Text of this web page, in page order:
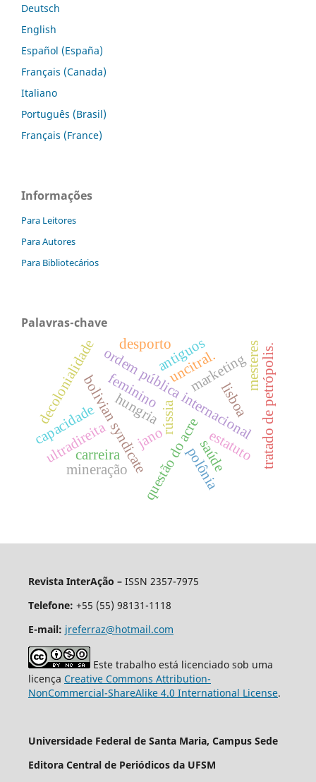
Deutsch
English
Español (España)
Français (Canada)
Italiano
Português (Brasil)
Français (France)
Informações
Para Leitores
Para Autores
Para Bibliotecários
Palavras-chave
rússia
questão do acre
jano
ordem pública internacionaltratado de petrópolis.
bolivian syndicate polônia
hungria
ultradireita
decolonialidade
mineração
uncitral.
capacidade
saúde
antiguos
desporto
carreira
marketing
lisboa
estatuto
feminino mesteres
Revista InterAção – ISSN 2357-7975
Telefone: +55 (55) 98131-1118
E-mail: jreferraz@hotmail.com
Este trabalho está licenciado sob uma
licença Creative Commons Attribution-
NonCommercial-ShareAlike 4.0 International License.
Universidade Federal de Santa Maria, Campus Sede
Editora Central de Periódicos da UFSM